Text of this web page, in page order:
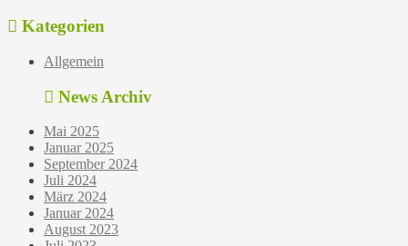
Kategorien
Allgemein
News Archiv
Mai 2025
Januar 2025
September 2024
Juli 2024
März 2024
Januar 2024
August 2023